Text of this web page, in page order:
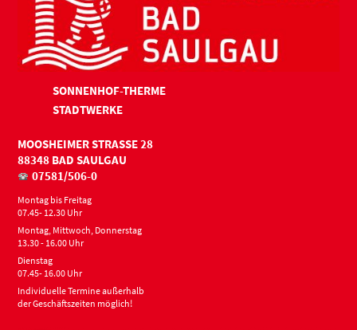
SONNENHOF-THERME
STADTWERKE
MOOSHEIMER STRASSE 28
88348 BAD SAULGAU
07581/506-0
Montag bis Freitag
07.45- 12.30 Uhr
Montag, Mittwoch, Donnerstag
13.30 - 16.00 Uhr
Dienstag
07.45- 16.00 Uhr
Individuelle Termine außerhalb
der Geschäftszeiten möglich!